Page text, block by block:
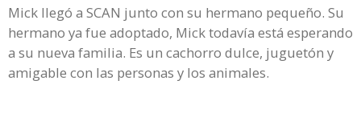
Mick llegó a SCAN junto con su hermano pequeño. Su
hermano ya fue adoptado, Mick todavía está esperando
a su nueva familia. Es un cachorro dulce, juguetón y
amigable con las personas y los animales.